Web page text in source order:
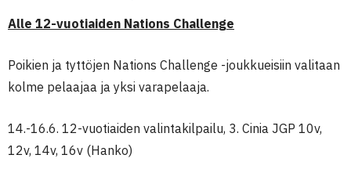
Alle 12-vuotiaiden Nations Challenge
Poikien ja tyttöjen Nations Challenge -joukkueisiin valitaan
kolme pelaajaa ja yksi varapelaaja.
14.-16.6. 12-vuotiaiden valintakilpailu, 3. Cinia JGP 10v,
12v, 14v, 16v (Hanko)